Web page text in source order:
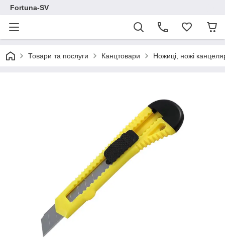
Fortuna-SV
Товари та послуги Канцтовари Ножиці, ножі